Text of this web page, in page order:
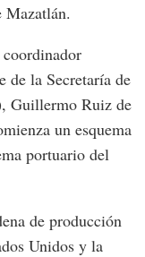
Mazatlán.
de la Secretaría de
Guillermo Ruiz de
un esquema
portuario del
de producción
Unidos y la